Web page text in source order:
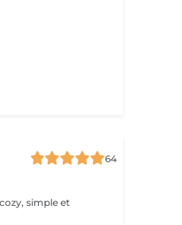
64